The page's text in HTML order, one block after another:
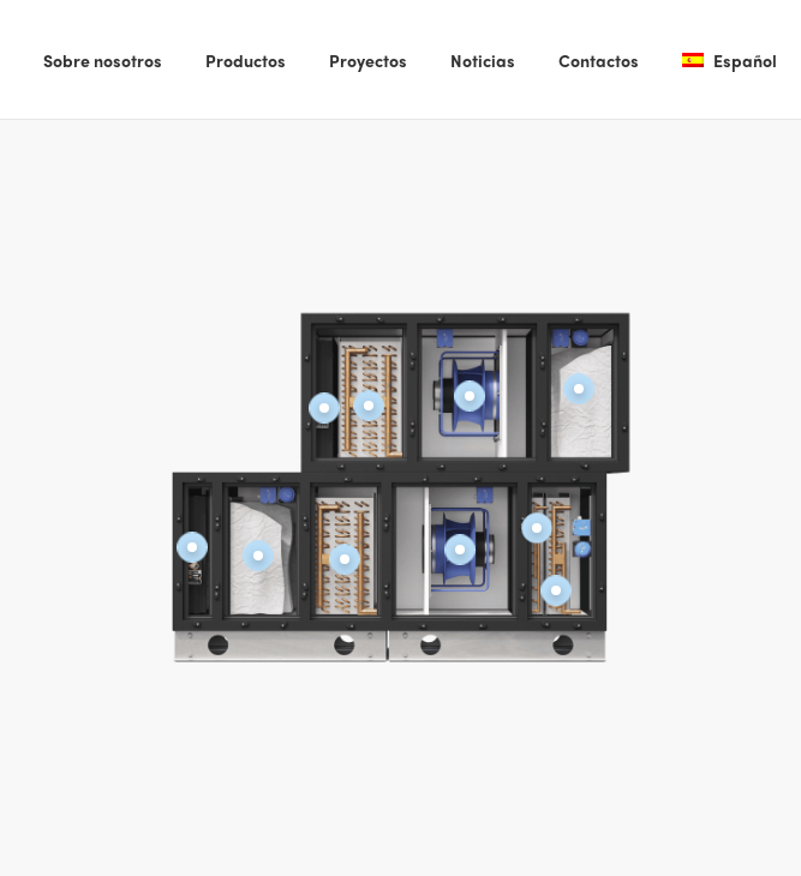
Sobre nosotros Productos Proyectos Noticias Contactos Español